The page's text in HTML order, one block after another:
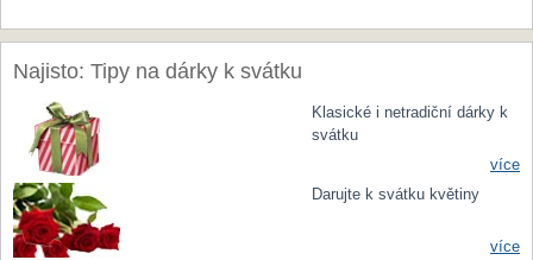
Najisto: Tipy na dárky k svátku
Klasické i netradiční dárky k
svátku
více
Darujte k svátku květiny
více